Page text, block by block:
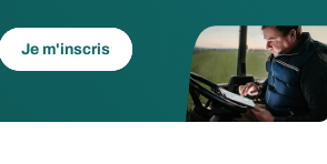
Je m'inscris